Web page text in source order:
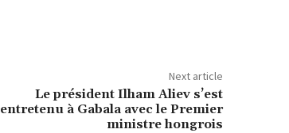
Next article
Le président Ilham Aliev s’est
entretenu à Gabala avec le Premier
ministre hongrois